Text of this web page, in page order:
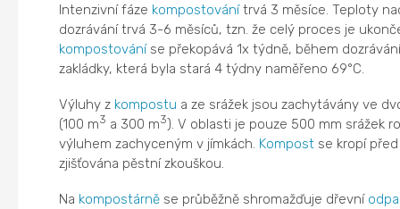
Intenzivní fáze kompostovánítrvá 3 měsíce. Teploty
dozrávání trvá 3-6 měsíců, tzn. že celý proces je
kompostováníse překopává 1x týdně, během
zakládky, která byla stará 4 týdny naměřeno 69°C.
Výluhy z kompostu a ze srážek jsou zachytávány ve
(100 m3 a 300 m3). V oblasti je pouze 500 mm srážek
výluhem zachyceným v jímkách. Kompost se kropí
zjišťována pěstní zkouškou.
Na kompostárněse průběžně shromažďuje dřevní